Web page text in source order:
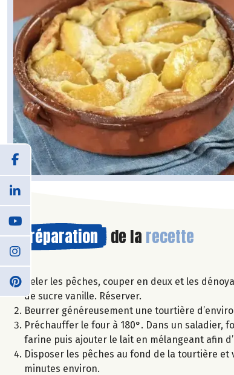
Préparation de la recette
Peler les pêches, couper en deux et les
de sucre vanille. Réserver.
Beurrer généreusement une tourtière
Préchauffer le four à 180°. Dans un saladier,
farine puis ajouter le lait en mélangeant afin
Disposer les pêches au fond de la tourtière
minutes environ.